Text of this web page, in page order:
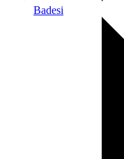
Badesi